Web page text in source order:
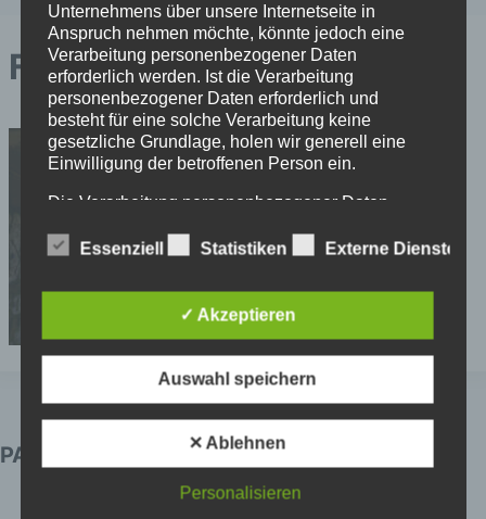
FH198
PARTNER
Unternehmens über unsere Internetseite in
Anspruch nehmen möchte, könnte jedoch eine
Verarbeitung personenbezogener Daten
erforderlich werden. Ist die Verarbeitung
personenbezogener Daten erforderlich und
besteht für eine solche Verarbeitung keine
gesetzliche Grundlage, holen wir generell eine
Einwilligung der betroffenen Person ein.
Die Verarbeitung personenbezogener Daten,
Adresse oder Telefonnummer einer betroffenen
Datenschutz-Grundverordnung und in
Übereinstimmung mit den für uns geltenden
Mittels dieser Datenschutzerklärung möchte unser
Unternehmen die Öffentlichkeit über Art, Umfang
verarbeiteten personenbezogenen Daten
informieren. Ferner werden betroffene Personen
mittels dieser Datenschutzerklärung über die ihnen
zustehenden Rechte aufgeklärt.
Essenziell Statistiken Externe Dienste
✓ Akzeptieren
Auswahl speichern
✕ Ablehnen
Personalisieren